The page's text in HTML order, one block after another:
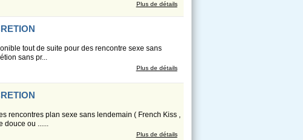
Plus de détails
tout de suite pour des rencontre sexe sans
sans pr...
Plus de détails
rencontres plan sexe sans lendemain ( French Kiss ,
douce ou ......
Plus de détails